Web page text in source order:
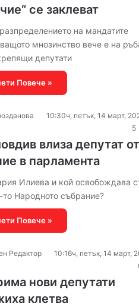
се заклеват
на мандатите
мнозинство вече е на
депутати
Повече »
10:30ч, петък, 14 март,
5
влиза депутат от
в парламента
Илиева и кой освобождава
то Народното събрание?
Повече »
Редактор
10:16ч, петък, 14 март,
нови депутати
клетва